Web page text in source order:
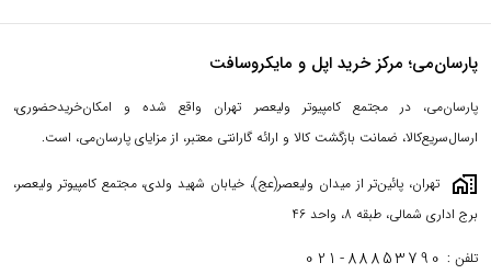
پارسان‌می؛ مرکز خرید اپل و مایکروسافت
پارسان‌می، در مجتمع کامپیوتر ولیعصر تهران واقع شده و امکان‌خریدحضوری،
ارسال‌سریع‌کالا، ضمانت بازگشت کالا و ارائه گارانتی معتبر، از مزایای پارسان‌می، است.
maps_home_work
تهران، پائین‌تر از میدان ولیعصر(عج)، خیابان شهید ولدی، مجتمع کامپیوتر ولیعصر،
برج اداری شمالی، طبقه 8، واحد 46
تلفن : 021-88853790